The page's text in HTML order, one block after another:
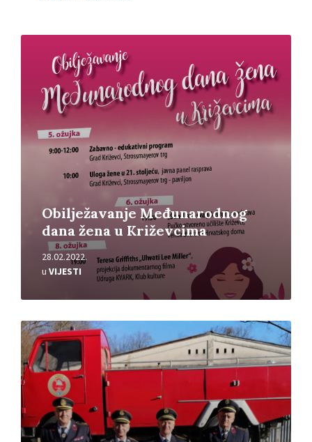
Obilježavanje Međunarodnog
dana žena u Križevcima
28.02.2022.
u VIJESTI
Pročitajte
Pročitajte
više